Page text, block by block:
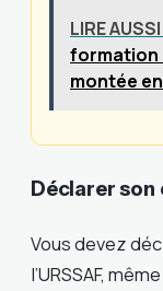
LIRE AUSSI
formation
montée
Déclarer son
Vous devez
l’URSSAF,